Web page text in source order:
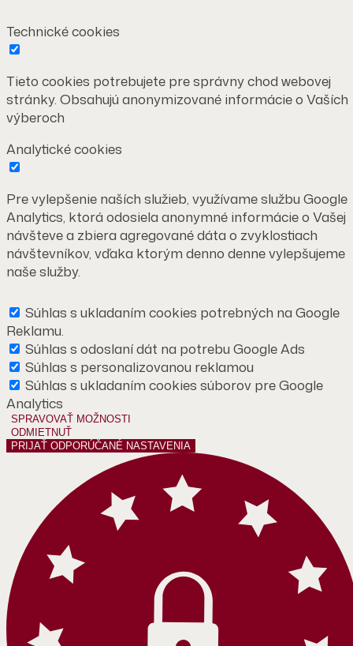
Technické cookies
Tieto cookies potrebujete pre správny chod webovej
stránky. Obsahujú anonymizované informácie o Vaších
výberoch
Analytické cookies
Pre vylepšenie naších služieb, využívame službu Google
Analytics, ktorá odosiela anonymné informácie o Vašej
návšteve a zbiera agregované dáta o zvyklostiach
návštevníkov, vďaka ktorým denno denne vylepšujeme
naše služby.
Súhlas s ukladaním cookies potrebných na Google
Reklamu.
Súhlas s odoslaní dát na potrebu Google Ads
Súhlas s personalizovanou reklamou
Súhlas s ukladaním cookies súborov pre Google
Analytics
SPRAVOVAŤ MOŽNOSTI
ODMIETNUŤ
PRIJAŤ ODPORÚČANÉ NASTAVENIA